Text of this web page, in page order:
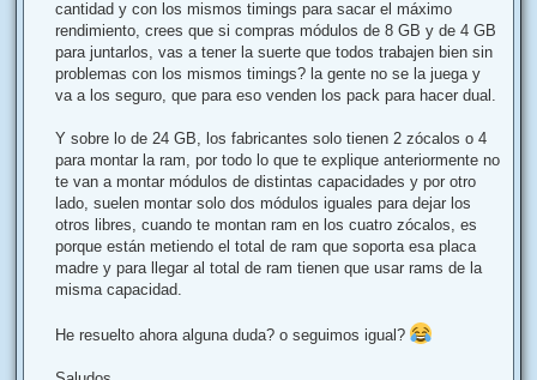
cantidad y con los mismos timings para sacar el máximo
rendimiento, crees que si compras módulos de 8 GB y de 4 GB
para juntarlos, vas a tener la suerte que todos trabajen bien sin
problemas con los mismos timings? la gente no se la juega y
va a los seguro, que para eso venden los pack para hacer dual.
Y sobre lo de 24 GB, los fabricantes solo tienen 2 zócalos o 4
para montar la ram, por todo lo que te explique anteriormente no
te van a montar módulos de distintas capacidades y por otro
lado, suelen montar solo dos módulos iguales para dejar los
otros libres, cuando te montan ram en los cuatro zócalos, es
porque están metiendo el total de ram que soporta esa placa
madre y para llegar al total de ram tienen que usar rams de la
misma capacidad.
He resuelto ahora alguna duda? o seguimos igual?